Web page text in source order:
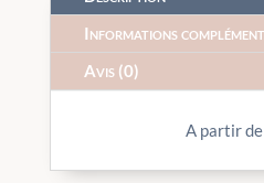
Informations
Avis (0)
A partir